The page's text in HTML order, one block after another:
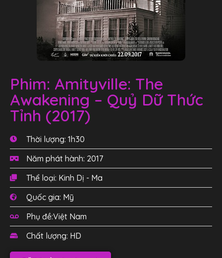
Phim: Amityville: The
Awakening – Quỷ Dữ Thức
Tỉnh (2017)
Thời lượng: 1h30
Năm phát hành: 2017
Thể loại: Kinh Dị - Ma
Quốc gia: Mỹ
Phụ đề:Việt Nam
Chất lượng: HD